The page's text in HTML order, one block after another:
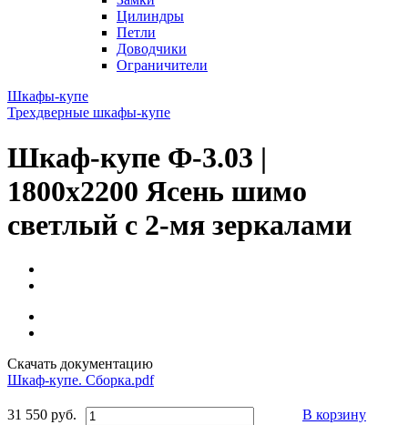
Цилиндры
Петли
Доводчики
Ограничители
Шкафы-купе
Трехдверные шкафы-купе
Шкаф-купе Ф-3.03 |
1800x2200 Ясень шимо
светлый с 2-мя зеркалами
Скачать документацию
Шкаф-купе. Сборка.pdf
31 550 руб.
В корзину